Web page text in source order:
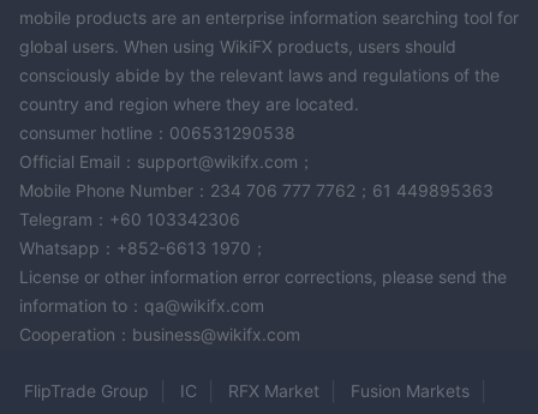
mobile products are an enterprise information searching tool for
global users. When using WikiFX products, users should
consciously abide by the relevant laws and regulations of the
country and region where they are located.
consumer hotline：006531290538
Official Email：support@wikifx.com；
Mobile Phone Number：234 706 777 7762；61 449895363
Telegram：+60 103342306
Whatsapp：+852-6613 1970；
License or other information error corrections, please send the
information to：qa@wikifx.com
Cooperation：business@wikifx.com
FlipTrade Group IC RFX Market Fusion Markets